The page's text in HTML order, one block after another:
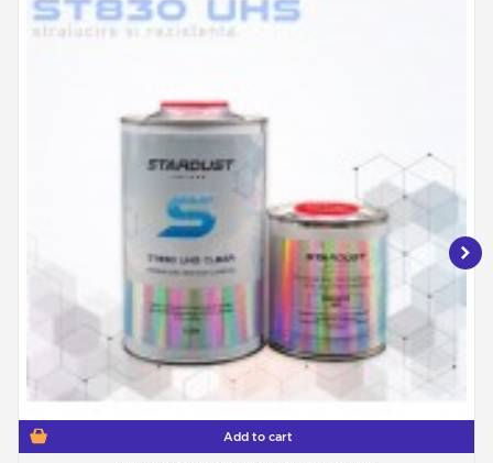
Add to cart